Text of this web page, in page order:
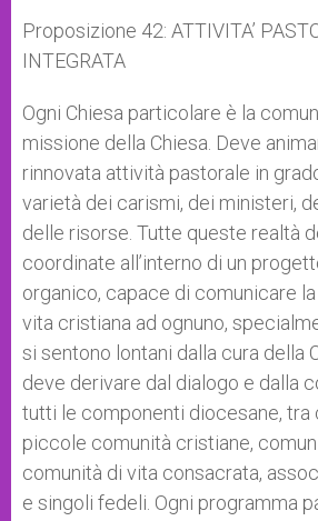
Proposizione 42: ATTIVITA’
INTEGRATA
Ogni Chiesa particolare è la
missione della Chiesa. Deve
rinnovata attività pastorale in
varietà dei carismi, dei ministeri,
delle risorse. Tutte queste realtà
coordinate all’interno di un
organico, capace di comunicare
vita cristiana ad ognuno,
si sentono lontani dalla cura della
deve derivare dal dialogo e dalla
tutti le componenti diocesane, tra
piccole comunità cristiane,
comunità di vita consacrata,
e singoli fedeli. Ogni programma